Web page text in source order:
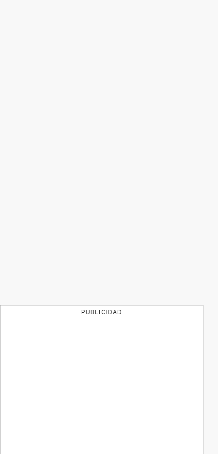
PUBLICIDAD